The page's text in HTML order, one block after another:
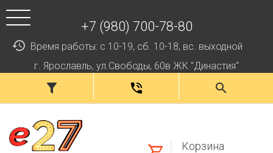
+7 (980) 700-78-80
Время работы: с 10-19, сб. 10-18, вс. выходной
г. Ярославль, ул.Свободы, 60в ЖК "Династия"
Корзина